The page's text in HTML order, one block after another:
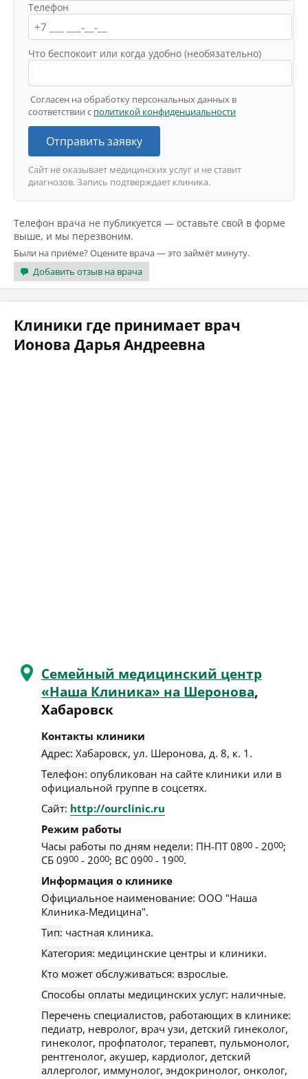
Телефон
Что беспокоит или когда удобно (необязательно)
Согласен на обработку персональных данных в
соответствии с политикой конфиденциальности
Отправить заявку
Сайт не оказывает медицинских услуг и не ставит
диагнозов. Запись подтверждает клиника.
Телефон врача не публикуется — оставьте свой в форме
выше, и мы перезвоним.
Были на приёме? Оцените врача — это займёт минуту.
Добавить отзыв на врача
Клиники где принимает врач
Ионова Дарья Андреевна
Семейный медицинский центр
«Наша Клиника» на Шеронова,
Хабаровск
Контакты клиники
Адрес: Хабаровск, ул. Шеронова, д. 8, к. 1 .
Телефон: опубликован на сайте клиники или в
официальной группе в соцсетях.
Сайт: http://ourclinic.ru
Режим работы
Часы работы по дням недели: ПН-ПТ 0800 - 2000;
СБ 0900 - 2000; ВС 0900 - 1900.
Информация о клинике
Официальное наименование: ООО "Наша
Клиника-Медицина".
Тип: частная клиника.
Категория: медицинские центры и клиники.
Кто может обслуживаться: взрослые.
Способы оплаты медицинских услуг: наличные.
Перечень специалистов, работающих в клинике:
педиатр, невролог, врач узи, детский гинеколог,
гинеколог, профпатолог, терапевт, пульмонолог,
рентгенолог, акушер, кардиолог, детский
аллерголог, иммунолог, эндокринолог, онколог,